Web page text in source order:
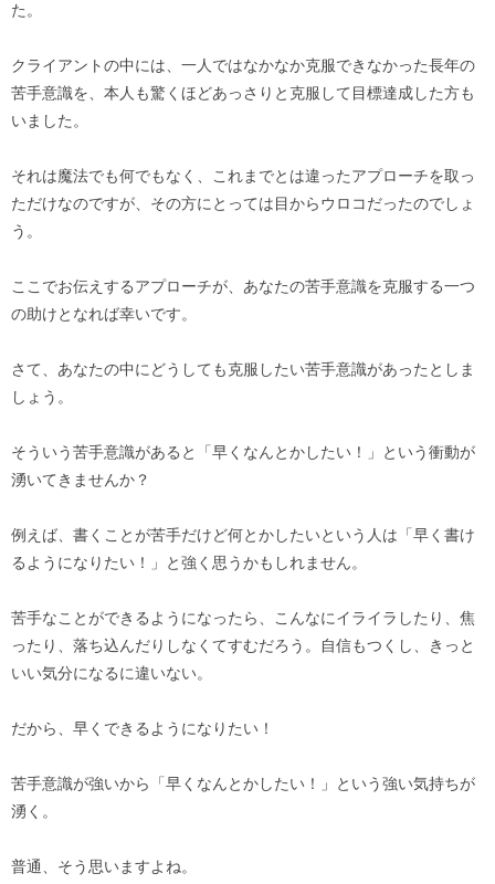
た。
クライアントの中には、一人ではなかなか克服できなかった長年の
苦手意識を、本人も驚くほどあっさりと克服して目標達成した方も
いました。
それは魔法でも何でもなく、これまでとは違ったアプローチを取っ
ただけなのですが、その方にとっては目からウロコだったのでしょ
う。
ここでお伝えするアプローチが、あなたの苦手意識を克服する一つ
の助けとなれば幸いです。
さて、あなたの中にどうしても克服したい苦手意識があったとしま
しょう。
そういう苦手意識があると「早くなんとかしたい！」という衝動が
湧いてきませんか？
例えば、書くことが苦手だけど何とかしたいという人は「早く書け
るようになりたい！」と強く思うかもしれません。
苦手なことができるようになったら、こんなにイライラしたり、焦
ったり、落ち込んだりしなくてすむだろう。自信もつくし、きっと
いい気分になるに違いない。
だから、早くできるようになりたい！
苦手意識が強いから「早くなんとかしたい！」という強い気持ちが
湧く。
普通、そう思いますよね。